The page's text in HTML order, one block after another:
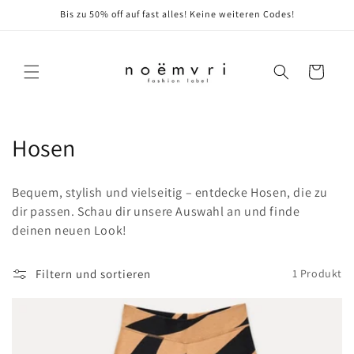
Bis zu 50% off auf fast alles! Keine weiteren Codes!
Warenkorb
K
t
e
g
Hosen
Bequem, stylish und vielseitig – entdecke Hosen, die zu
dir passen. Schau dir unsere Auswahl an und finde
deinen neuen Look!
Filtern und sortieren 1 Produkt